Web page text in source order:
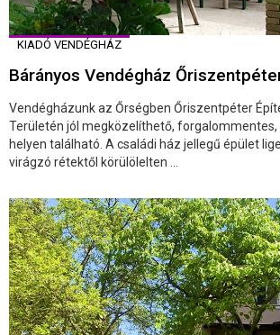
KIADÓ VENDÉGHÁZ
Bárányos Vendégház
Vendégházunk az Őrségben Őriszentpéter
Területén jól megközelíthető, forgalommentes,
helyen található. A családi ház jellegű épület
virágzó rétektől körülölelten ...